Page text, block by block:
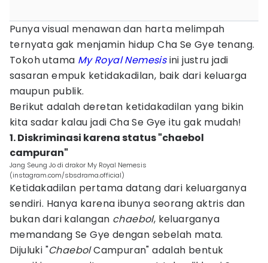
Punya visual menawan dan harta melimpah
ternyata gak menjamin hidup Cha Se Gye tenang.
Tokoh utama My Royal Nemesisini justru jadi
sasaran empuk ketidakadilan, baik dari keluarga
maupun publik.
Berikut adalah deretan ketidakadilan yang bikin
kita sadar kalau jadi Cha Se Gye itu gak mudah!
1. Diskriminasi karena status "chaebol
campuran"
Jang Seung Jo di drakor My Royal Nemesis
(instagram.com/sbsdrama.official)
Ketidakadilan pertama datang dari keluarganya
sendiri. Hanya karena ibunya seorang aktris dan
bukan dari kalangan chaebol, keluarganya
memandang Se Gye dengan sebelah mata.
Dijuluki "ChaebolCampuran" adalah bentuk